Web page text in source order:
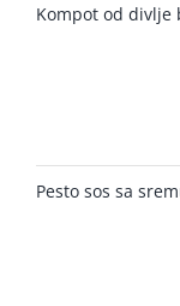
Kompot od divlje
Pesto sos sa